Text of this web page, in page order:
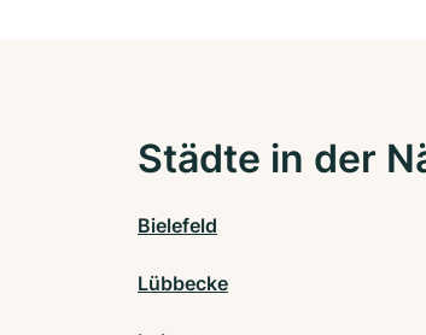
Städte in der
Bielefeld
Lübbecke